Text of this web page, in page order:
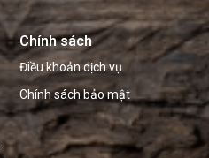
Chính sách
Điều khoản dịch vụ
Chính sách bảo mật